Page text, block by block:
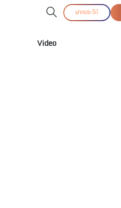
ฝากประวัติ
Video